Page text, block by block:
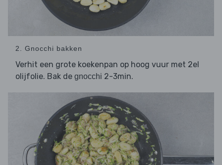
2. Gnocchi bakken
Verhit een grote koekenpan op hoog vuur met 2el
olijfolie. Bak de gnocchi 2-3min.